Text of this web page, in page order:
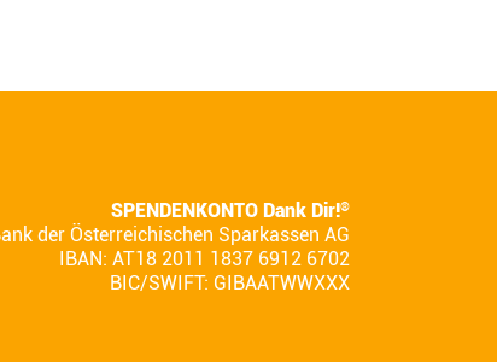
SPENDENKONTO Dank Dir!®
der Österreichischen Sparkassen AG
IBAN: AT18 2011 1837 6912 6702
BIC/SWIFT: GIBAATWWXXX